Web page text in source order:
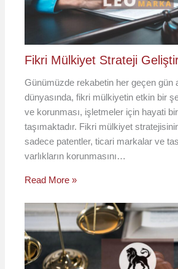
Fikri Mülkiyet Strateji
Günümüzde rekabetin her geçen gün
dünyasında, fikri mülkiyetin etkin bir
ve korunması, işletmeler için hayati
taşımaktadır. Fikri mülkiyet
sadece patentler, ticari markalar ve
varlıkların korunmasını…
Read More »